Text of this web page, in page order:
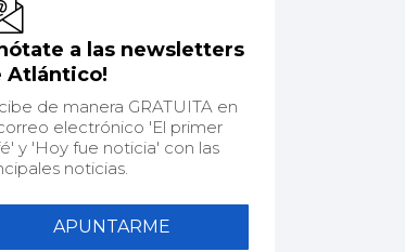
a las newsletters
Atlántico!
de manera GRATUITA en
electrónico 'El primer
y 'Hoy fue noticia' con las
noticias.
APUNTARME